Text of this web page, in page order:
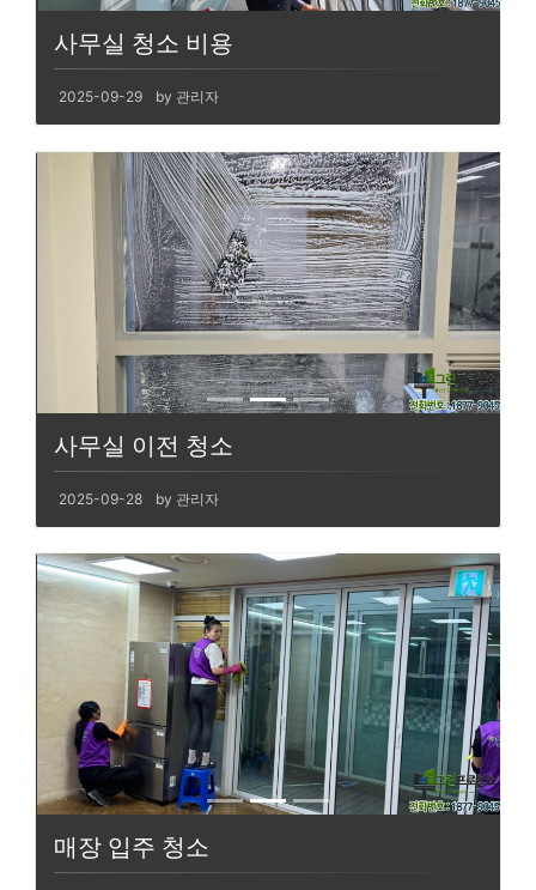
사무실 청소 비용
2025-09-29 by 관리자
사무실 이전 청소
2025-09-28 by 관리자
매장 입주 청소